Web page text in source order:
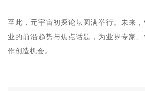
至此，元宇宙初探论坛圆满举行。未来
业的前沿趋势与焦点话题，为业界专家
作创造机会。